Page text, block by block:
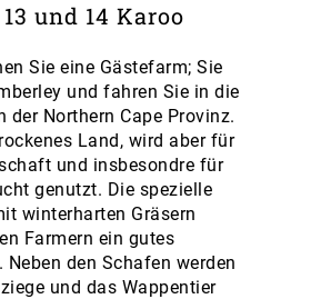
und 14 Karoo
Sie eine Gästefarm; Sie
und fahren Sie in die
der Northern Cape Provinz.
Land, wird aber für
und insbesondre für
genutzt. Die spezielle
winterharten Gräsern
Farmern ein gutes
Neben den Schafen werden
und das Wappentier